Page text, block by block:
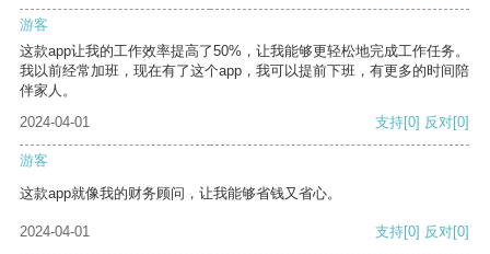
游客
这款app让我的工作效率提高了50%，让我能够更轻松地完成工作任务。
我以前经常加班，现在有了这个app，我可以提前下班，有更多的时间陪
伴家人。
2024-04-01
支持[0] 反对[0]
游客
这款app就像我的财务顾问，让我能够省钱又省心。
2024-04-01 支持[0] 反对[0]